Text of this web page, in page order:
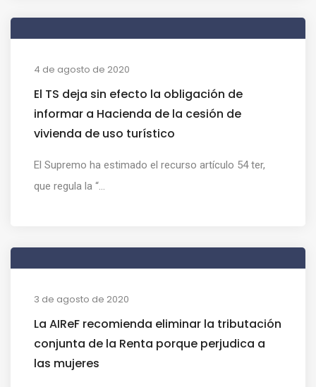
4 de agosto de 2020
El TS deja sin efecto la obligación de
informar a Hacienda de la cesión de
vivienda de uso turístico
El Supremo ha estimado el recurso artículo 54 ter,
que regula la “...
3 de agosto de 2020
La AIReF recomienda eliminar la tributación
conjunta de la Renta porque perjudica a
las mujeres